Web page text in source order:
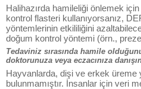
Halihazırda hamileliği önlemek
kontrol flasteri kullanıyorsanız,
yöntemlerinin etkililiğini
doğum kontrol yöntemi (örn.,
Tedaviniz sırasında hamile
doktorunuza veya eczacınıza
Hayvanlarda, dişi ve erkek üreme
bulunmamıştır. İnsanlar için veri